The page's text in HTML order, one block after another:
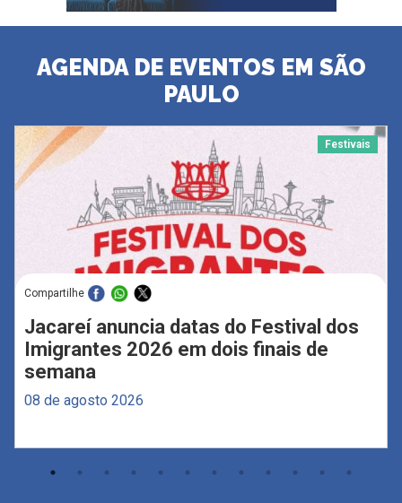
AGENDA DE EVENTOS EM SÃO
PAULO
Festivais
Compartilhe
Jacareí anuncia datas do Festival dos
Imigrantes 2026 em dois finais de
semana
08 de agosto 2026